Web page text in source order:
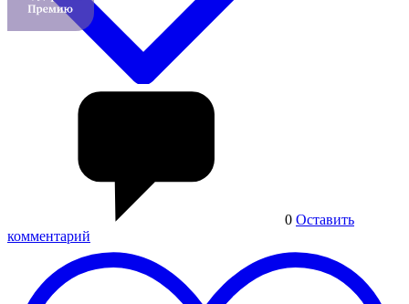
0 Оставить
комментарий